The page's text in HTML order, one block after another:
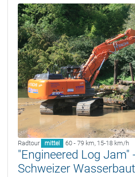
Radtour mittel 60 - 79 km, 15-18 km/h
"Engineered Log Jam"
Schweizer